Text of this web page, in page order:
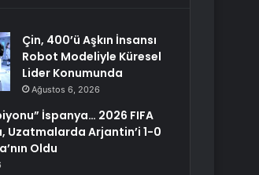
Çin, 400’ü Aşkın İnsansı
Robot Modeliyle Küresel
Lider Konumunda
Ağustos 6, 2026
İspanya… 2026 FIFA
Uzatmalarda Arjantin’i 1-0
Oldu